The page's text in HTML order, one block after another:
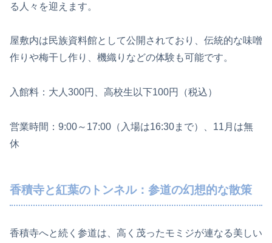
る人々を迎えます。
屋敷内は民族資料館として公開されており、伝統的な味噌
作りや梅干し作り、機織りなどの体験も可能です。
入館料：大人300円、高校生以下100円（税込）
営業時間：9:00～17:00（入場は16:30まで）、11月は無
休
香積寺と紅葉のトンネル：参道の幻想的な散策
香積寺へと続く参道は、高く茂ったモミジが連なる美しい